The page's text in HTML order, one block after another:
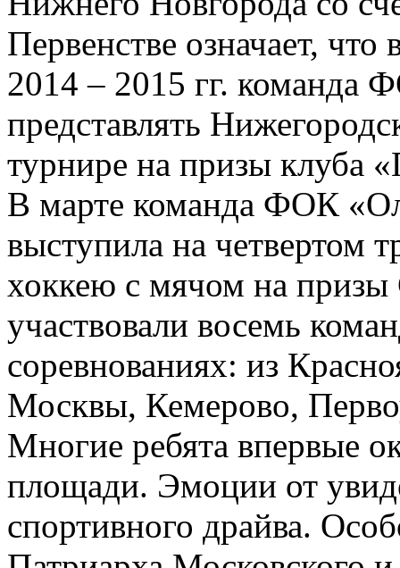
Первенстве означает,
2014 – 2015 гг. команда
представлять
турнире на призы клуба
В марте команда ФОК
выступила на четвертом
хоккею с мячом на
участвовали восемь
соревнованиях: из
Москвы, Кемерово,
Многие ребята впервые
площади. Эмоции от
спортивного драйва.